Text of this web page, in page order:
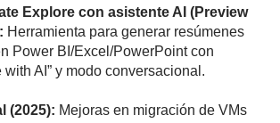
Explore con asistente AI (Preview
Herramienta para generar resúmenes
Power BI/Excel/PowerPoint con
with AI” y modo conversacional.
(2025): Mejoras en migración de VMs